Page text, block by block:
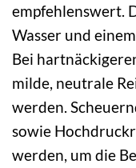
empfehlenswert.
Wasser und
Bei
milde, neutrale
werden.
sowie
werden, um die